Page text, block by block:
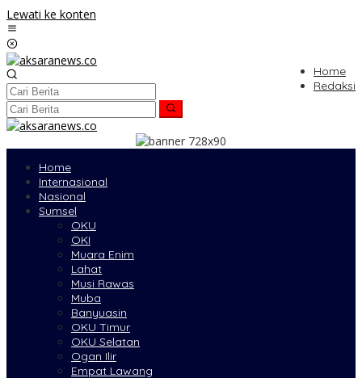
Lewati ke konten
Home
Redaksi
Home
Internasional
Nasional
Sumsel
OKU
OKI
Muara Enim
Lahat
Musi Rawas
Muba
Banyuasin
OKU Timur
OKU Selatan
Ogan Ilir
Empat Lawang